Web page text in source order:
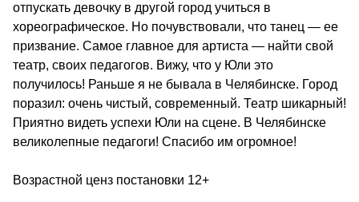
отпускать девочку в другой город учиться в
хореографическое. Но почувствовали, что танец — ее
призвание. Самое главное для артиста — найти свой
театр, своих педагогов. Вижу, что у Юли это
получилось! Раньше я не бывала в Челябинске. Город
поразил: очень чистый, современный. Театр шикарный!
Приятно видеть успехи Юли на сцене. В Челябинске
великолепные педагоги! Спасибо им огромное!
Возрастной ценз постановки 12+